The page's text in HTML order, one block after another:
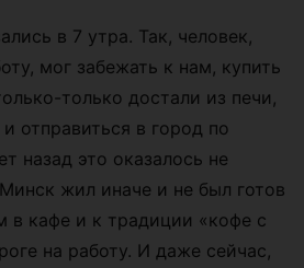
в 7 утра. Так, человек,
мог забежать к нам, купить
только достали из печи,
отправиться в город по
назад это оказалось не
жил иначе и не был готов
в кафе и к традиции «кофе с
на работу. И даже сейчас,